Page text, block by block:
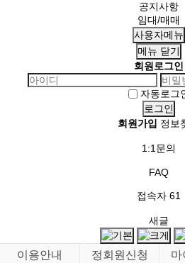
공지사항
임대/매매
사용자메뉴
메뉴 닫기
회원로그인
자동로그
회원가입 정보
1:1문의
FAQ
접속자 61
새글
이용안내 정회원신청 마